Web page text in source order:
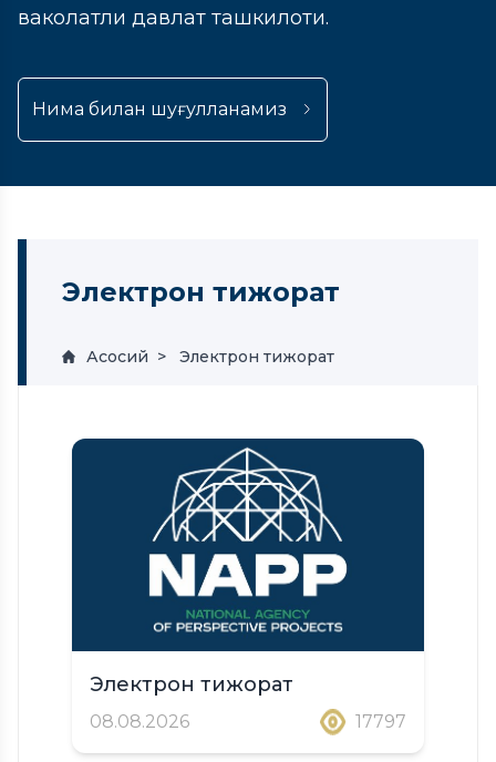
ваколатли давлат ташкилоти.
Нима билан шуғулланамиз
Электрон тижорат
Асосий Электрон тижорат
Электрон тижорат
08.08.2026 17797